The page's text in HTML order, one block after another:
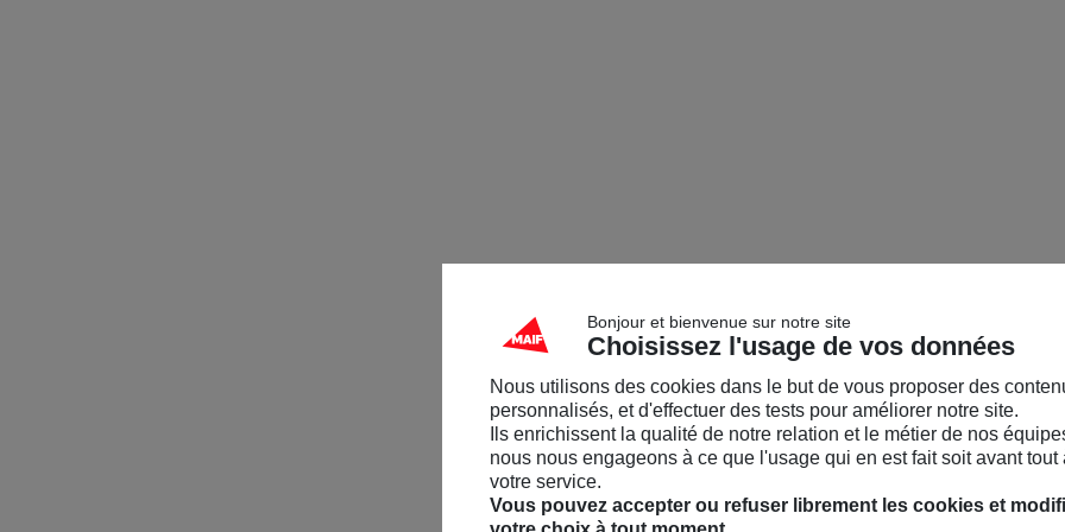
Bonjour et bienvenue sur notre site
Choisissez l'usage de vos données
Nous utilisons des cookies dans le but de vous proposer des
personnalisés, et d'effectuer des tests pour améliorer notre site.
Ils enrichissent la qualité de notre relation et le métier de nos
nous nous engageons à ce que l'usage qui en est fait soit avant tout
votre service.
Vous pouvez accepter ou refuser librement les cookies et